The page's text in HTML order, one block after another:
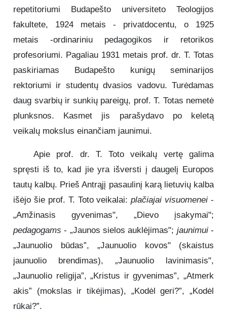
repetitoriumi Budapešto universiteto Teologijos
fakultete, 1924 metais - privatdocentu, o 1925
metais -ordinariniu pedagogikos ir retorikos
profesoriumi. Pagaliau 1931 metais prof. dr. T. Totas
paskiriamas Budapešto kunigų seminarijos
rektoriumi ir studentų dvasios vadovu. Turėdamas
daug svarbių ir sunkių pareigų, prof. T. Totas nemetė
plunksnos. Kasmet jis parašydavo po keletą
veikalų mokslus einančiam jaunimui.
Apie prof. dr. T. Toto veikalų vertę galima
spręsti iš to, kad jie yra išversti į daugelį Europos
tautų kalbų. Prieš Antrąjį pasaulinį karą lietuvių kalba
išėjo šie prof. T. Toto veikalai:plačiajai visuomenei -
„Amžinasis gyvenimas", „Dievo įsakymai";
pedagogams - „Jaunos sielos auklėjimas"; jaunimui-
„Jaunuolio būdas”, „Jaunuolio kovos" (skaistus
jaunuolio brendimas), „Jaunuolio lavinimasis",
„Jaunuolio religija”, „Kristus ir gyvenimas”, „Atmerk
akis” (mokslas ir tikėjimas), „Kodėl geri?”, „Kodėl
rūkai?”.